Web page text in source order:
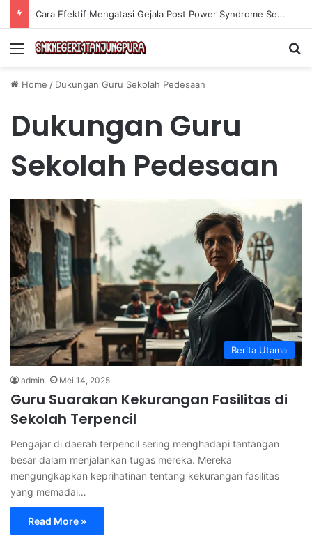
Cara Efektif Mengatasi Gejala Post Power Syndrome Setelah Pensiun Kerja
Menu
Home / Dukungan Guru Sekolah Pedesaan
Dukungan Guru
Sekolah Pedesaan
Berita Utama
admin Mei 14, 2025
Guru Suarakan Kekurangan Fasilitas di
Sekolah Terpencil
Pengajar di daerah terpencil sering menghadapi tantangan
besar dalam menjalankan tugas mereka. Mereka
mengungkapkan keprihatinan tentang kekurangan fasilitas
yang memadai…
Read More »